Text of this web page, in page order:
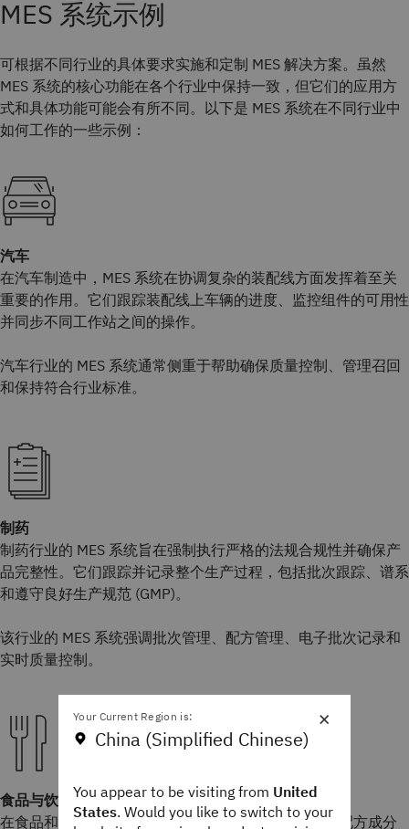
MES 系统示例
可根据不同行业的具体要求实施和定制 MES 解决方案。虽然
MES 系统的核心功能在各个行业中保持一致，但它们的应用方
式和具体功能可能会有所不同。以下是 MES 系统在不同行业中
如何工作的一些示例：
汽车
在汽车制造中，MES 系统在协调复杂的装配线方面发挥着至关
重要的作用。它们跟踪装配线上车辆的进度、监控组件的可用性
并同步不同工作站之间的操作。
汽车行业的 MES 系统通常侧重于帮助确保质量控制、管理召回
和保持符合行业标准。
制药
制药行业的 MES 系统旨在强制执行严格的法规合规性并确保产
品完整性。它们跟踪并记录整个生产过程，包括批次跟踪、谱系
和遵守良好生产规范 (GMP)。
该行业的 MES 系统强调批次管理、配方管理、电子批次记录和
实时质量控制。
食品与饮料
在食品和饮料行业，MES 系统有助于管理配方管理、配方成分
×
Your Current Region is:
China (Simplified Chinese)
You appear to be visiting from United
States. Would you like to switch to your